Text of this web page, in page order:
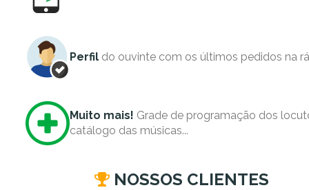
Perfil do ouvinte com os últimos pedidos na
Muito mais! Grade de programação dos
catálogo das músicas...
NOSSOS CLIENTES